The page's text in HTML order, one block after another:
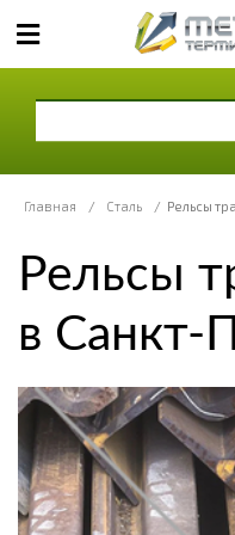
Главная / Сталь / Рельсы
Рельсы
в Санкт-